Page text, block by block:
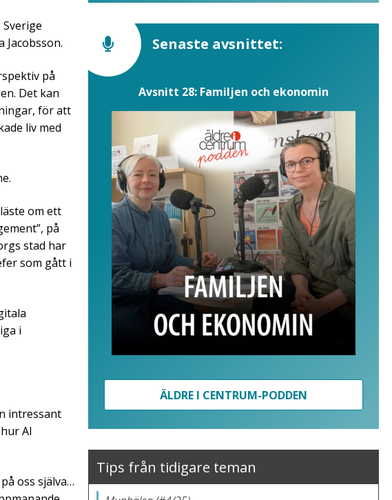
på
Det kan
för att
liv med
om ett
på
stad har
som gått i
i
intressant
AI
oss själva…
Senaste avsnittet:
Avsnitt 28: Familjen och ekonomin
ÄLDRE I CENTRUM-PODDEN
Tips från tidigare teman